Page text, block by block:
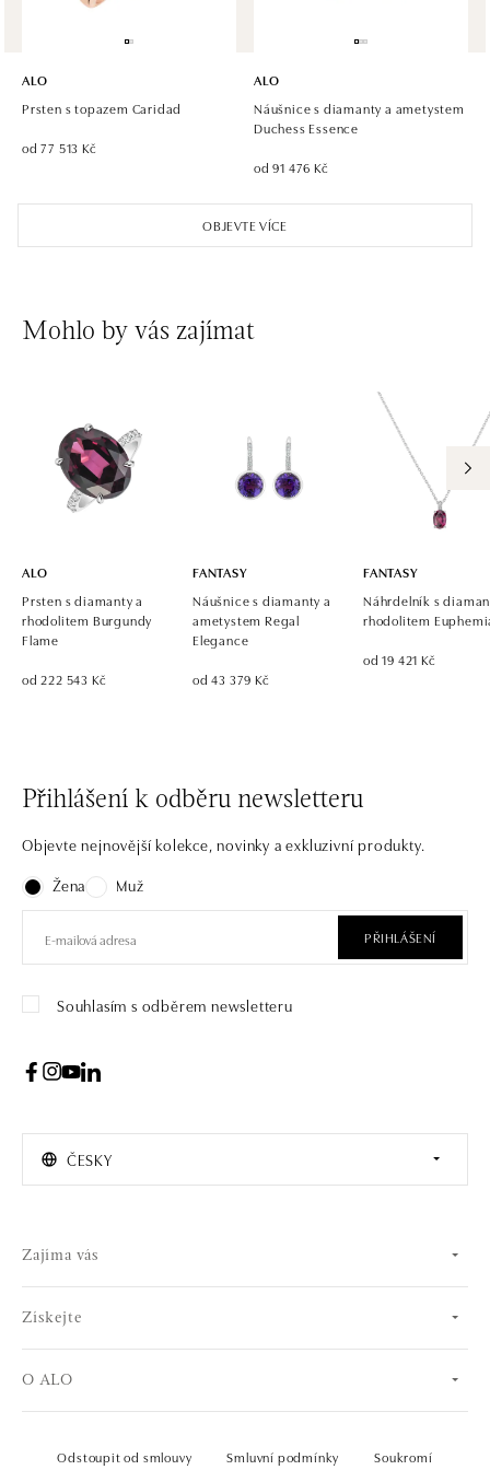
ALO diamonds Hilton, Košice
otevřeno v Pondělí od 09:00
Einsteinova 18, 851 01 Bratislava
ALO diamonds OC Avion, Bratislava
Ivanská cesta 16, 821 04 Bratislava
ALO diamonds OC Eurovea, Bratislava
Pribinova 8, 811 09 Bratislava
tel.: +421 917 090 700, +421 918 777 670
OBJEVTE VÍCE
ALO
Prsten s topazem Caridad
od 77 513 Kč
ALO
Náušnice s diamanty a ametystem
Duchess Essence
od 91 476 Kč
Mohlo by vás zajímat
ALO
Prsten s diamanty a
rhodolitem Burgundy
Flame
od 222 543 Kč
FANTASY
Náušnice s diamanty a
ametystem Regal
Elegance
od 43 379 Kč
FANTASY
Náhrdelník s
rhodolitem
od 19 421 Kč
Přihlášení k odběru newsletteru
Objevte nejnovější kolekce, novinky a exkluzivní produkty.
Žena
Muž
PŘIHLÁŠENÍ
Souhlasím s odběrem newsletteru
ČESKY
Zajíma vás
Získejte
O ALO
Odstoupit od smlouvy Smluvní podmínky Soukromí